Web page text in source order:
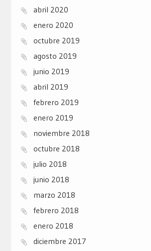
abril 2020
enero 2020
octubre 2019
agosto 2019
junio 2019
abril 2019
febrero 2019
enero 2019
noviembre 2018
octubre 2018
julio 2018
junio 2018
marzo 2018
febrero 2018
enero 2018
diciembre 2017